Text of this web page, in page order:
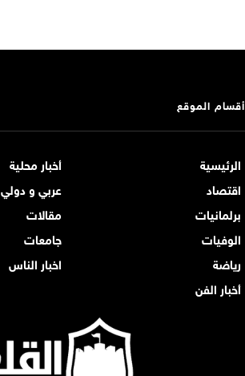
أقسام الموقع
الرئيسية
أخبار محلية
اقتصاد
عربي و دولي
برلمانيات
مقالات
الوفيات
جامعات
رياضة
اخبار الناس
أخبار الفن